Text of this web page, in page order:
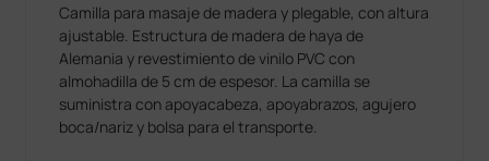
Camilla para masaje de madera y plegable, con altura
ajustable. Estructura de madera de haya de
Alemania y revestimiento de vinilo PVC con
almohadilla de 5 cm de espesor. La camilla se
suministra con apoyacabeza, apoyabrazos, agujero
boca/nariz y bolsa para el transporte.